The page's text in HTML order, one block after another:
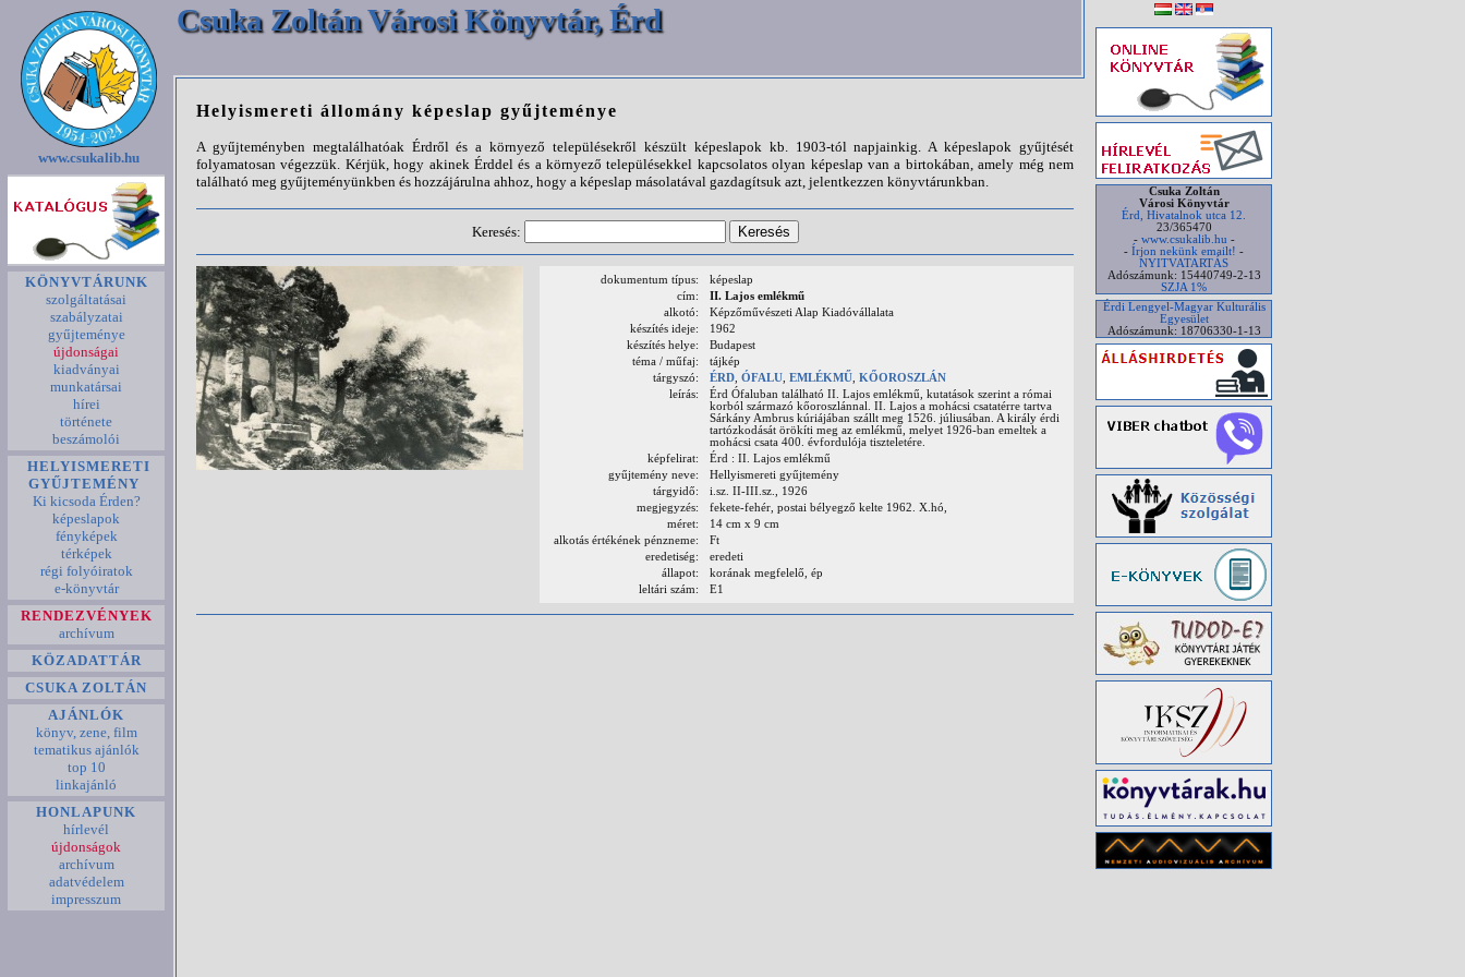
Csuka Zoltán Városi Könyvtár, Érd
www.csukalib.hu
KÖNYVTÁRUNK
szolgáltatásai
szabályzatai
gyűjteménye
újdonságai
kiadványai
munkatársai
hírei
története
beszámolói
HELYISMERETI
GYŰJTEMÉNY
Ki kicsoda Érden?
képeslapok
fényképek
térképek
régi folyóiratok
e-könyvtár
RENDEZVÉNYEK
archívum
KÖZADATTÁR
CSUKA ZOLTÁN
AJÁNLÓK
könyv, zene, film
tematikus ajánlók
top 10
linkajánló
HONLAPUNK
hírlevél
újdonságok
archívum
adatvédelem
impresszum
Helyismereti állomány képeslap gyűjteménye
A gyűjteményben megtalálhatóak Érdről és a környező településekről készült képeslapok kb. 1903-tól napjainkig. A képeslapok gyűjtését
folyamatosan végezzük. Kérjük, hogy akinek Érddel és a környező településekkel kapcsolatos olyan képeslap van a birtokában, amely még nem
található meg gyűjteményünkben és hozzájárulna ahhoz, hogy a képeslap másolatával gazdagítsuk azt, jelentkezzen könyvtárunkban.
Keresés:
dokumentum típus:
képeslap
cím:
II. Lajos emlékmű
alkotó:
Képzőművészeti Alap Kiadóvállalata
készítés ideje:
1962
készítés helye:
Budapest
téma / műfaj:
tájkép
tárgyszó:
ÉRD ÓFALU EMLÉKMŰ KŐOROSZLÁN
leírás:
Érd Ófaluban található II. Lajos emlékmű, kutatások szerint a római
korból származó kőoroszlánnal. II. Lajos a mohácsi csatatérre tartva
Sárkány Ambrus kúriájában szállt meg 1526. júliusában. A király érdi
tartózkodását örökíti meg az emlékmű, melyet 1926-ban emeltek a
mohácsi csata 400. évfordulója tiszteletére.
képfelirat:
Érd : II. Lajos emlékmű
gyűjtemény neve:
Hellyismereti gyűjtemény
tárgyidő:
i.sz. II-III.sz., 1926
megjegyzés:
fekete-fehér, postai bélyegző kelte 1962. X.hó,
méret:
14 cm x 9 cm
alkotás értékének pénzneme:
Ft
eredetiség:
eredeti
állapot:
korának megfelelő, ép
leltári szám:
E1
Csuka Zoltán
Városi Könyvtár
Érd, Hivatalnok utca 12.
23/365470
- www.csukalib.hu -
- Írjon nekünk emailt! -
NYITVATARTÁS
Adószámunk: 15440749-2-13
SZJA 1%
Érdi Lengyel-Magyar Kulturális
Egyesület
Adószámunk: 18706330-1-13